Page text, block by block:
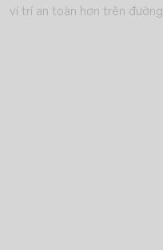
vị trí an toàn hơn trên đường.